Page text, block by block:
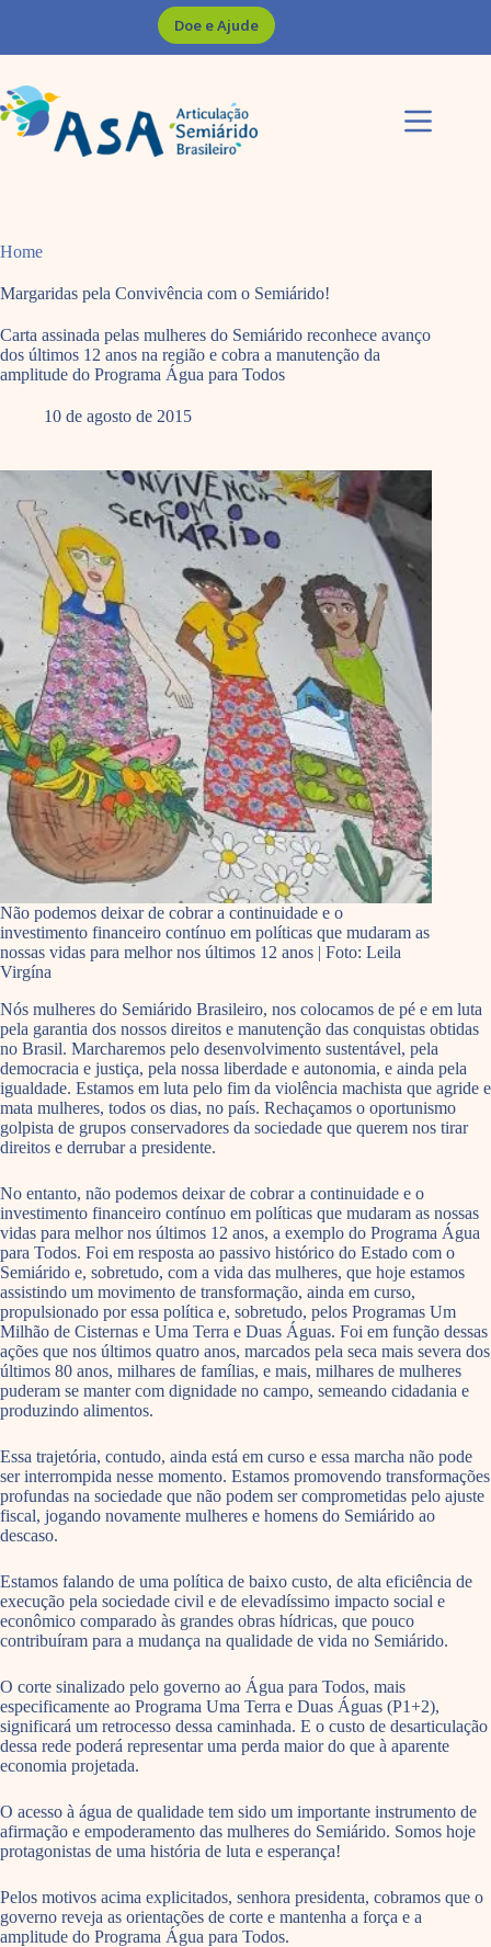
Doe e Ajude
Home
Margaridas pela Convivência com o Semiárido!
Carta assinada pelas mulheres do Semiárido reconhece avanço
dos últimos 12 anos na região e cobra a manutenção da
amplitude do Programa Água para Todos
10 de agosto de 2015
Não podemos deixar de cobrar a continuidade e o
investimento financeiro contínuo em políticas que mudaram as
nossas vidas para melhor nos últimos 12 anos | Foto: Leila
Virgína
Nós mulheres do Semiárido Brasileiro, nos colocamos de pé e em luta
pela garantia dos nossos direitos e manutenção das conquistas obtidas
no Brasil. Marcharemos pelo desenvolvimento sustentável, pela
democracia e justiça, pela nossa liberdade e autonomia, e ainda pela
igualdade. Estamos em luta pelo fim da violência machista que agride e
mata mulheres, todos os dias, no país. Rechaçamos o oportunismo
golpista de grupos conservadores da sociedade que querem nos tirar
direitos e derrubar a presidente.
No entanto, não podemos deixar de cobrar a continuidade e o
investimento financeiro contínuo em políticas que mudaram as nossas
vidas para melhor nos últimos 12 anos, a exemplo do Programa Água
para Todos. Foi em resposta ao passivo histórico do Estado com o
Semiárido e, sobretudo, com a vida das mulheres, que hoje estamos
assistindo um movimento de transformação, ainda em curso,
propulsionado por essa política e, sobretudo, pelos Programas Um
Milhão de Cisternas e Uma Terra e Duas Águas. Foi em função dessas
ações que nos últimos quatro anos, marcados pela seca mais severa dos
últimos 80 anos, milhares de famílias, e mais, milhares de mulheres
puderam se manter com dignidade no campo, semeando cidadania e
produzindo alimentos.
Essa trajetória, contudo, ainda está em curso e essa marcha não pode
ser interrompida nesse momento. Estamos promovendo transformações
profundas na sociedade que não podem ser comprometidas pelo ajuste
fiscal, jogando novamente mulheres e homens do Semiárido ao
descaso.
Estamos falando de uma política de baixo custo, de alta eficiência de
execução pela sociedade civil e de elevadíssimo impacto social e
econômico comparado às grandes obras hídricas, que pouco
contribuíram para a mudança na qualidade de vida no Semiárido.
O corte sinalizado pelo governo ao Água para Todos, mais
especificamente ao Programa Uma Terra e Duas Águas (P1+2),
significará um retrocesso dessa caminhada. E o custo de desarticulação
dessa rede poderá representar uma perda maior do que à aparente
economia projetada.
O acesso à água de qualidade tem sido um importante instrumento de
afirmação e empoderamento das mulheres do Semiárido. Somos hoje
protagonistas de uma história de luta e esperança!
Pelos motivos acima explicitados, senhora presidenta, cobramos que o
governo reveja as orientações de corte e mantenha a força e a
amplitude do Programa Água para Todos.